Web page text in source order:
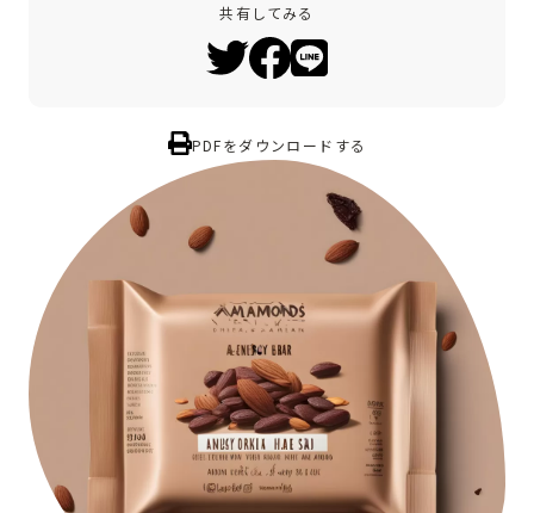
共有してみる
PDFをダウンロードする